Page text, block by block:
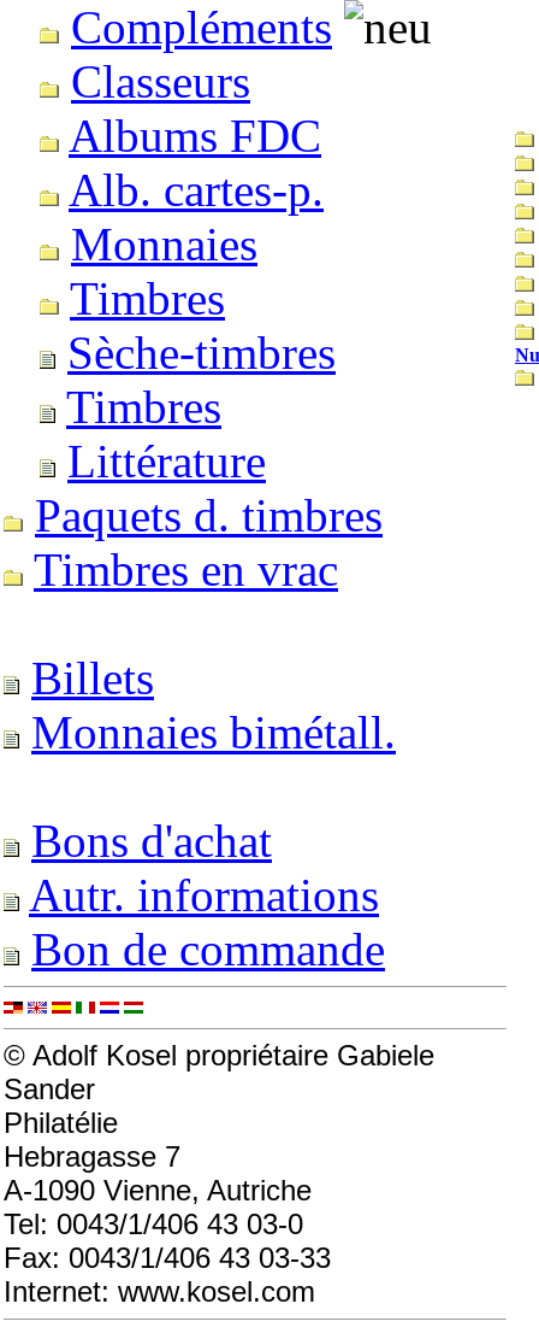
Compléments
Classeurs
Albums FDC
Alb. cartes-p.
Monnaies
Timbres
Sèche-timbres
Timbres
Littérature
Paquets d. timbres
Timbres en vrac
Billets
Monnaies bimétall.
Bons d'achat
Autr. informations
Bon de commande
© Adolf Kosel propriétaire Gabiele
Sander
Philatélie
Hebragasse 7
A-1090 Vienne, Autriche
Tel: 0043/1/406 43 03-0
Fax: 0043/1/406 43 03-33
Internet: www.kosel.com